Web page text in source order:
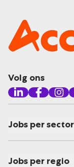
Volg ons
Jobs per sector
Jobs per regio